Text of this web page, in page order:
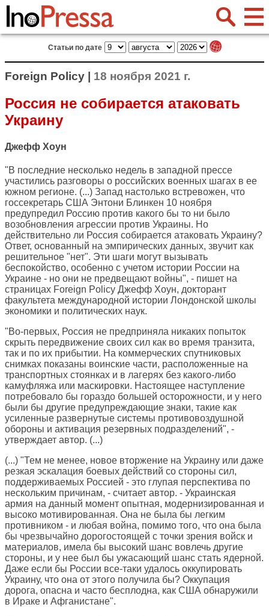
Статьи по дате
Foreign Policy | 18 ноября 2021 г.
Россия не собирается атаковать
Украину
Джефф Хоун
"В последние несколько недель в западной прессе
участились разговоры о российских военных шагах в ее
южном регионе. (...) Запад настолько встревожен, что
госсекретарь США Энтони Блинкен 10 ноября
предупредил Россию против какого бы то ни было
возобновления агрессии против Украины. Но
действительно ли Россия собирается атаковать Украину?
Ответ, основанный на эмпирических данных, звучит как
решительное "нет". Эти шаги могут вызывать
беспокойство, особенно с учетом истории России на
Украине - но они не предвещают войны", - пишет на
страницах Foreign Policy Джефф Хоун, докторант
факультета международной истории Лондонской школы
экономики и политических наук.
"Во-первых, Россия не предприняла никаких попыток
скрыть передвижение своих сил как во время транзита,
так и по их прибытии. На коммерческих спутниковых
снимках показаны воинские части, расположенные на
транспортных стоянках и в лагерях без какого-либо
камуфляжа или маскировки. Настоящее наступление
потребовало бы гораздо большей осторожности, и у него
были бы другие предупреждающие знаки, такие как
усиленные развернутые системы противовоздушной
обороны и активация резервных подразделений", -
утверждает автор. (...)
(...) "Тем не менее, новое вторжение на Украину или даже
резкая эскалация боевых действий со стороны сил,
поддерживаемых Россией - это глупая перспектива по
нескольким причинам, - считает автор. - Украинская
армия на данный момент опытная, модернизированная и
высоко мотивированная. Она не была бы легким
противником - и любая война, помимо того, что она была
бы чрезвычайно дорогостоящей с точки зрения войск и
материалов, имела бы высокий шанс вовлечь другие
стороны, и у нее был бы ужасающий шанс стать ядерной.
Даже если бы России все-таки удалось оккупировать
Украину, что она от этого получила бы? Оккупация
дорога, опасна и часто бесплодна, как США обнаружили
в Ираке и Афганистане".